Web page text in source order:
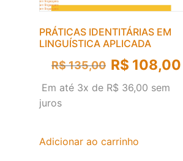
PRÁTICAS IDENTITÁRIAS EM
LINGUÍSTICA APLICADA
R$135,00 R$ 108,00
Em até 3x de R$ 36,00 sem
juros
Adicionar ao carrinho